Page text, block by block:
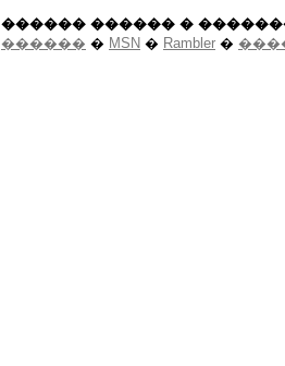
������ ������ �
������ � MSN � Rambler �